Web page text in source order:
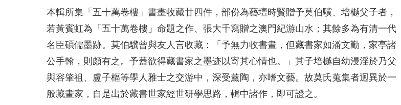
本輯所集「五十萬卷樓」書畫收藏廿四件，部份為藝壇時賢贈予莫伯驥、培樾父子者，
若黃賓虹為「五十萬卷樓」命題之作、張大千寫贈之澳門紀游山水；其餘多為有清一代
名臣碩儒墨跡。莫伯驥曾與友人言收藏：「予無力收書畫，但藏書家如潘文勤，家亭諸
公手翰，則頗有之。予蓋欲得藏書家之墨迹以寄其心情也。」其子培樾自幼浸淫於乃父
與容肇祖、盧子樞等學人雅士之交游中，深受薰陶，亦嗜文藝。故莫氏蒐集者迥異於一
般藏畫家，自是出於藏書世家經世研學思路，輯中諸作，即可證之。